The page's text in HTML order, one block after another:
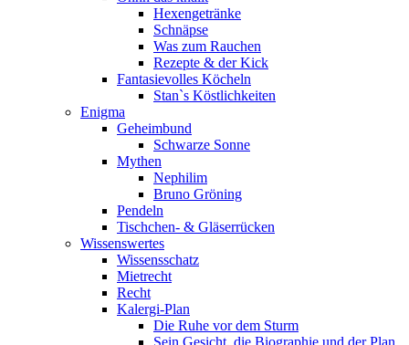
Hexengetränke
Schnäpse
Was zum Rauchen
Rezepte & der Kick
Fantasievolles Köcheln
Stan`s Köstlichkeiten
Enigma
Geheimbund
Schwarze Sonne
Mythen
Nephilim
Bruno Gröning
Pendeln
Tischchen- & Gläserrücken
Wissenswertes
Wissensschatz
Mietrecht
Recht
Kalergi-Plan
Die Ruhe vor dem Sturm
Sein Gesicht, die Biographie und der Plan